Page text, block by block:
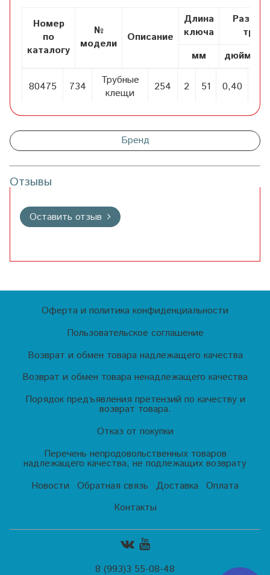
Номер
по
каталогу
№
модели
Описание
Длина
ключа
труб
мм
дюймы
80475 734
Трубные
клещи
254 2 51 0,40
Бренд
Отзывы
Оставить отзыв
Оферта и политика конфиденциальности
Пользовательское соглашение
Возврат и обмен товара надлежащего качества
Возврат и обмен товара ненадлежащего качества
Порядок предъявления претензий по качеству и
возврат товара.
Отказ от покупки
Перечень непродовольственных товаров
надлежащего качества, не подлежащих возврату
Новости
Обратная связь Доставка
Оплата
Контакты
8 (993)3 55-08-48